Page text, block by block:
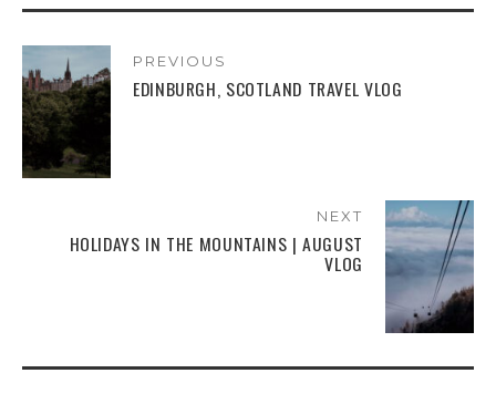
PREVIOUS
EDINBURGH, SCOTLAND TRAVEL VLOG
NEXT
HOLIDAYS IN THE MOUNTAINS | AUGUST
VLOG